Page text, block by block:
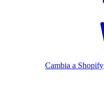
Cambia a Shopify